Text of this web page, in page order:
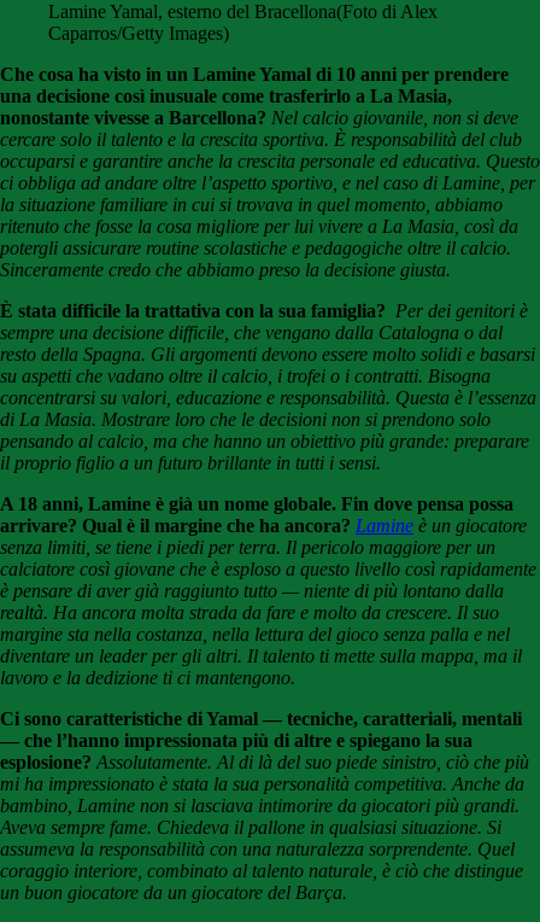
Lamine Yamal, esterno del Bracellona(Foto di Alex
Caparros/Getty Images)
Che cosa ha visto in un Lamine Yamal di 10 anni per prendere
una decisione così inusuale come trasferirlo a La Masia,
nonostante vivesse a Barcellona? Nel calcio giovanile, non si deve
cercare solo il talento e la crescita sportiva. È responsabilità del club
occuparsi e garantire anche la crescita personale ed educativa. Questo
ci obbliga ad andare oltre l’aspetto sportivo, e nel caso di Lamine, per
la situazione familiare in cui si trovava in quel momento, abbiamo
ritenuto che fosse la cosa migliore per lui vivere a La Masia, così da
potergli assicurare routine scolastiche e pedagogiche oltre il calcio.
Sinceramente credo che abbiamo preso la decisione giusta.
È stata difficile la trattativa con la sua famiglia? Per dei genitori è
sempre una decisione difficile, che vengano dalla Catalogna o dal
resto della Spagna. Gli argomenti devono essere molto solidi e basarsi
su aspetti che vadano oltre il calcio, i trofei o i contratti. Bisogna
concentrarsi su valori, educazione e responsabilità. Questa è l’essenza
di La Masia. Mostrare loro che le decisioni non si prendono solo
pensando al calcio, ma che hanno un obiettivo più grande: preparare
il proprio figlio a un futuro brillante in tutti i sensi.
A 18 anni, Lamine è già un nome globale. Fin dove pensa possa
arrivare? Qual è il margine che ha ancora? Lamine è un giocatore
senza limiti, se tiene i piedi per terra. Il pericolo maggiore per un
calciatore così giovane che è esploso a questo livello così rapidamente
è pensare di aver già raggiunto tutto — niente di più lontano dalla
realtà. Ha ancora molta strada da fare e molto da crescere. Il suo
margine sta nella costanza, nella lettura del gioco senza palla e nel
diventare un leader per gli altri. Il talento ti mette sulla mappa, ma il
lavoro e la dedizione ti ci mantengono.
Ci sono caratteristiche di Yamal — tecniche, caratteriali, mentali
— che l’hanno impressionata più di altre e spiegano la sua
esplosione? Assolutamente. Al di là del suo piede sinistro, ciò che più
mi ha impressionato è stata la sua personalità competitiva. Anche da
bambino, Lamine non si lasciava intimorire da giocatori più grandi.
Aveva sempre fame. Chiedeva il pallone in qualsiasi situazione. Si
assumeva la responsabilità con una naturalezza sorprendente. Quel
coraggio interiore, combinato al talento naturale, è ciò che distingue
un buon giocatore da un giocatore del Barça.